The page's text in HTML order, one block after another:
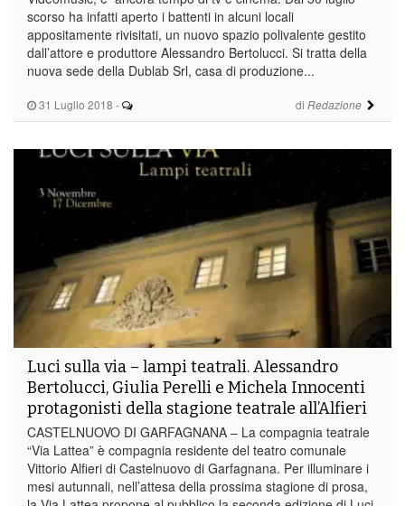
31 Luglio 2018 - di Redazione
scorso ha infatti aperto i battenti in alcuni locali
appositamente rivisitati, un nuovo spazio polivalente gestito
dall’attore e produttore Alessandro Bertolucci. Si tratta della
nuova sede della Dublab Srl, casa di produzione...
Luci sulla via – lampi teatrali. Alessandro
Bertolucci, Giulia Perelli e Michela Innocenti
protagonisti della stagione teatrale all’Alfieri
CASTELNUOVO DI GARFAGNANA – La compagnia teatrale
“Via Lattea” è compagnia residente del teatro comunale
Vittorio Alfieri di Castelnuovo di Garfagnana. Per illuminare i
mesi autunnali, nell’attesa della prossima stagione di prosa,